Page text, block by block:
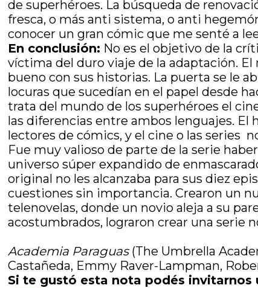
de superhéroes. La búsqueda de
fresca, o más anti sistema, o anti
conocer un gran cómic que me senté a
En conclusión: No es el objetivo de la
víctima del duro viaje de la adaptación.
bueno con sus historias. La puerta se le
locuras que sucedían en el papel desde
trata del mundo de los superhéroes el
las diferencias entre ambos lenguajes.
lectores de cómics, y el cine o las series
Fue muy valioso de parte de la serie
universo súper expandido de
original no les alcanzaba para sus diez
cuestiones sin importancia. Crearon un
telenovelas, donde un novio aleja a su
acostumbrados, lograron crear una serie
Academia Paraguas(The Umbrella
Castañeda, Emmy Raver-Lampman,
Si te gustó esta nota podés invitarnos